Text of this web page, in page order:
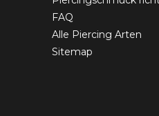
FAQ
Alle Piercing Arten
Sitemap